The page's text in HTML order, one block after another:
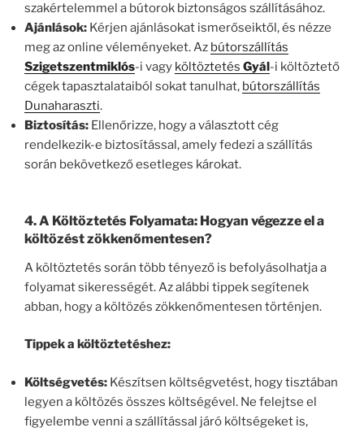
szakértelemmel a bútorok biztonságos szállításához.
Ajánlások: Kérjen ajánlásokat ismerőseiktől, és nézze
meg az online véleményeket. Az bútorszállítás
Szigetszentmiklós-i vagy költöztetés Gyál-i költöztető
cégek tapasztalataiból sokat tanulhat, bútorszállítás
Dunaharaszti.
Biztosítás: Ellenőrizze, hogy a választott cég
rendelkezik-e biztosítással, amely fedezi a szállítás
során bekövetkező esetleges károkat.
4.A Költöztetés Folyamata: Hogyan végezze el a
költözést zökkenőmentesen?
A költöztetés során több tényező is befolyásolhatja a
folyamat sikerességét. Az alábbi tippek segítenek
abban, hogy a költözés zökkenőmentesen történjen.
Tippek a költöztetéshez:
Költségvetés: Készítsen költségvetést, hogy tisztában
legyen a költözés összes költségével. Ne felejtse el
figyelembe venni a szállítással járó költségeket is,